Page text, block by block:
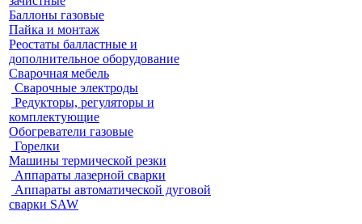
Баллоны газовые
Пайка и монтаж
Реостаты балластные и
дополнительное оборудование
Сварочная мебель
Cварочные электроды
Редукторы, регуляторы и
комплектующие
Обогреватели газовые
Горелки
Машины термической резки
Аппараты лазерной сварки
Аппараты автоматической дуговой
сварки SAW